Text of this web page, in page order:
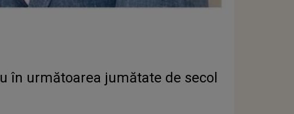
în următoarea jumătate de secol